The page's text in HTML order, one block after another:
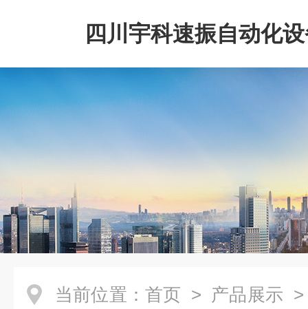
四川宇科速振自动化
公司
当前位置： 首页 > 产品展示